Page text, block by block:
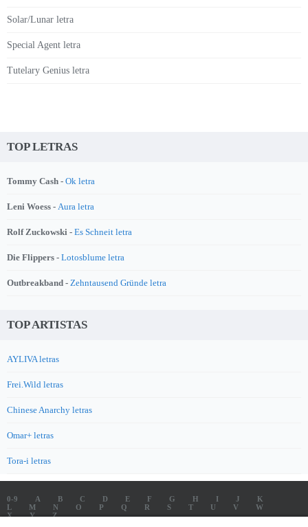
Solar/Lunar letra
Special Agent letra
Tutelary Genius letra
TOP LETRAS
Tommy Cash - Ok letra
Leni Woess - Aura letra
Rolf Zuckowski - Es Schneit letra
Die Flippers - Lotosblume letra
Outbreakband - Zehntausend Gründe letra
TOP ARTISTAS
AYLIVA letras
Frei.Wild letras
Chinese Anarchy letras
Omar+ letras
Tora-i letras
0-9 A B C D E F G H I J
K
L
M N O P Q R S T U V
W
X
Y
Z